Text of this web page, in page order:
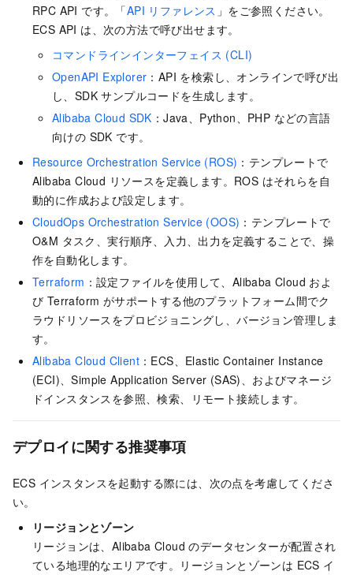
RPC API です。「API リファレンス 」をご参照ください。
ECS API は、次の方法で呼び出せます。
コマンドラインインターフェイス (CLI)
OpenAPI Explorer ：API を検索し、オンラインで呼び出
し、SDK サンプルコードを生成します。
Alibaba Cloud SDK ：Java、Python、PHP などの言語
向けの SDK です。
Resource Orchestration Service (ROS) ：テンプレートで
Alibaba Cloud リソースを定義します。ROS はそれらを自
動的に作成および設定します。
CloudOps Orchestration Service (OOS) ：テンプレートで
O&M タスク、実行順序、入力、出力を定義することで、操
作を自動化します。
Terraform ：設定ファイルを使用して、Alibaba Cloud およ
び Terraform がサポートする他のプラットフォーム間でク
ラウドリソースをプロビジョニングし、バージョン管理しま
す。
Alibaba Cloud Client ：ECS、Elastic Container Instance
(ECI)、Simple Application Server (SAS)、およびマネージ
ドインスタンスを参照、検索、リモート接続します。
デプロイに関する推奨事項
ECS インスタンスを起動する際には、次の点を考慮してくださ
い。
リージョンとゾーン
リージョンは、Alibaba Cloud のデータセンターが配置され
ている地理的なエリアです。リージョンとゾーンは ECS イ